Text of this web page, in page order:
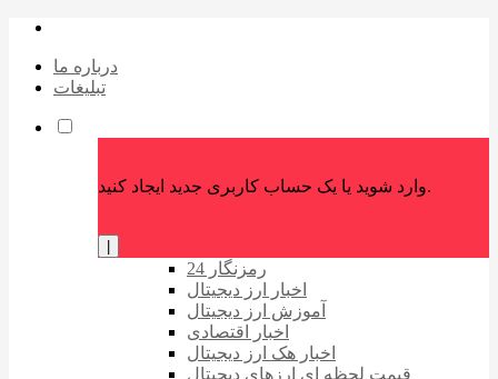
درباره ما
تبلیغات
وارد شوید یا یک حساب کاربری جدید ایجاد کنید.
رمزنگار 24
اخبار ارز دیجیتال
آموزش ارز دیجیتال
اخبار اقتصادی
اخبار هک ارز دیجیتال
قیمت لحظه ای ارزهای دیجیتال